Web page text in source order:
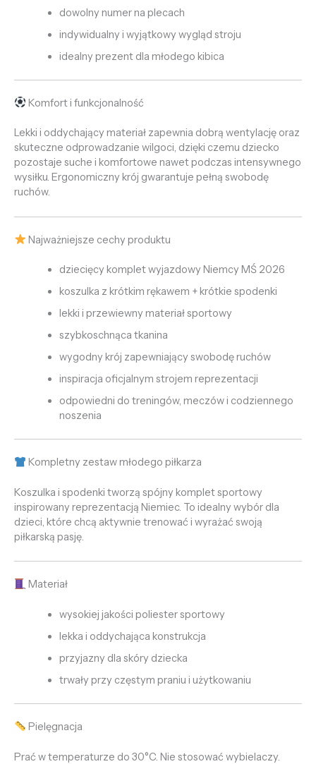
dowolny numer na plecach
indywidualny i wyjątkowy wygląd stroju
idealny prezent dla młodego kibica
Komfort i funkcjonalność
Lekki i oddychający materiał zapewnia dobrą wentylację oraz
skuteczne odprowadzanie wilgoci, dzięki czemu dziecko
pozostaje suche i komfortowe nawet podczas intensywnego
wysiłku. Ergonomiczny krój gwarantuje pełną swobodę
ruchów.
Najważniejsze cechy produktu
dziecięcy komplet wyjazdowy Niemcy MŚ 2026
koszulka z krótkim rękawem + krótkie spodenki
lekki i przewiewny materiał sportowy
szybkoschnąca tkanina
wygodny krój zapewniający swobodę ruchów
inspiracja oficjalnym strojem reprezentacji
odpowiedni do treningów, meczów i codziennego
noszenia
Kompletny zestaw młodego piłkarza
Koszulka i spodenki tworzą spójny komplet sportowy
inspirowany reprezentacją Niemiec. To idealny wybór dla
dzieci, które chcą aktywnie trenować i wyrażać swoją
piłkarską pasję.
Materiał
wysokiej jakości poliester sportowy
lekka i oddychająca konstrukcja
przyjazny dla skóry dziecka
trwały przy częstym praniu i użytkowaniu
Pielęgnacja
Prać w temperaturze do 30°C. Nie stosować wybielaczy.